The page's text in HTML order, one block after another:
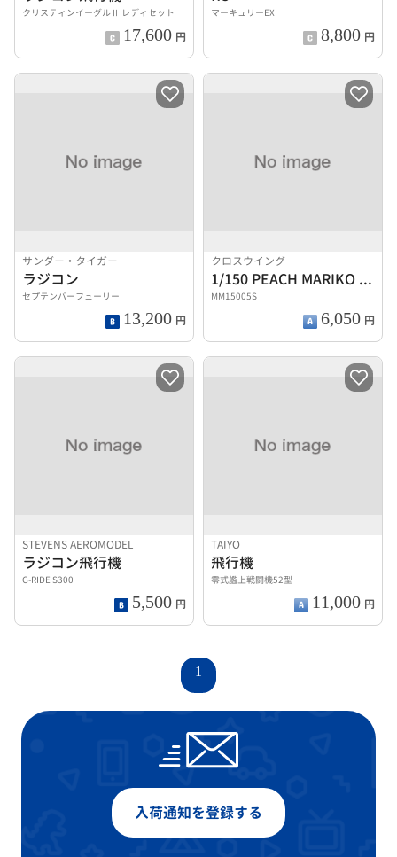
クリスティンイーグルⅡ レディセット
17,600 円
マーキュリーEX
8,800 円
サンダー・タイガー
ラジコン
セプテンバーフューリー
13,200 円
クロスウイング
1/150 PEACH MARIKO JET
MM15005S
6,050 円
STEVENS AEROMODEL
ラジコン飛行機
G-RIDE S300
5,500 円
TAIYO
飛行機
零式艦上戦闘機52型
11,000 円
1
入荷通知を登録する